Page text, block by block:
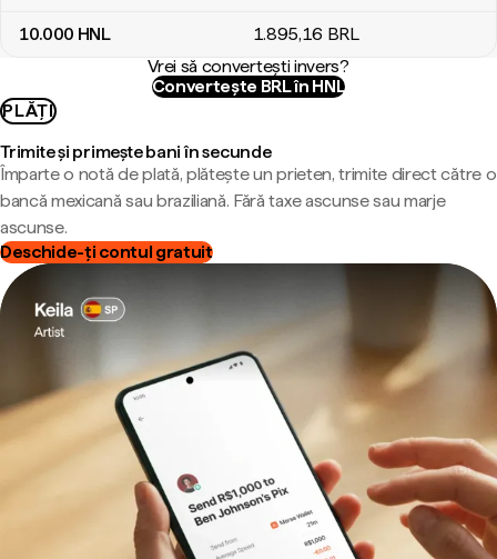
10.000 HNL 1.895,16 BRL
Vrei să convertești invers?
Convertește BRL în HNL
PLĂȚI
Trimite și primește bani în secunde
Împarte o notă de plată, plătește un prieten, trimite direct către o
bancă mexicană sau braziliană. Fără taxe ascunse sau marje
ascunse.
Deschide-ți contul gratuit